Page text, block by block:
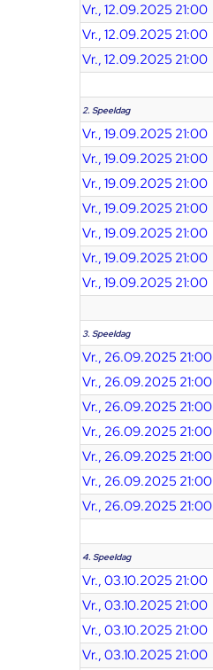
Vr., 12.09.2025 21:00
Vr., 12.09.2025 21:00
Vr., 12.09.2025 21:00
2. Speeldag
Vr., 19.09.2025 21:00
Vr., 19.09.2025 21:00
Vr., 19.09.2025 21:00
Vr., 19.09.2025 21:00
Vr., 19.09.2025 21:00
Vr., 19.09.2025 21:00
Vr., 19.09.2025 21:00
3. Speeldag
Vr., 26.09.2025 21:00
Vr., 26.09.2025 21:00
Vr., 26.09.2025 21:00
Vr., 26.09.2025 21:00
Vr., 26.09.2025 21:00
Vr., 26.09.2025 21:00
Vr., 26.09.2025 21:00
4. Speeldag
Vr., 03.10.2025 21:00
Vr., 03.10.2025 21:00
Vr., 03.10.2025 21:00
Vr., 03.10.2025 21:00